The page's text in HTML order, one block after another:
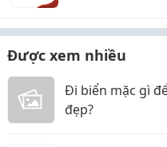
Được xem nhiều
Đi biển mặc gì
đẹp?